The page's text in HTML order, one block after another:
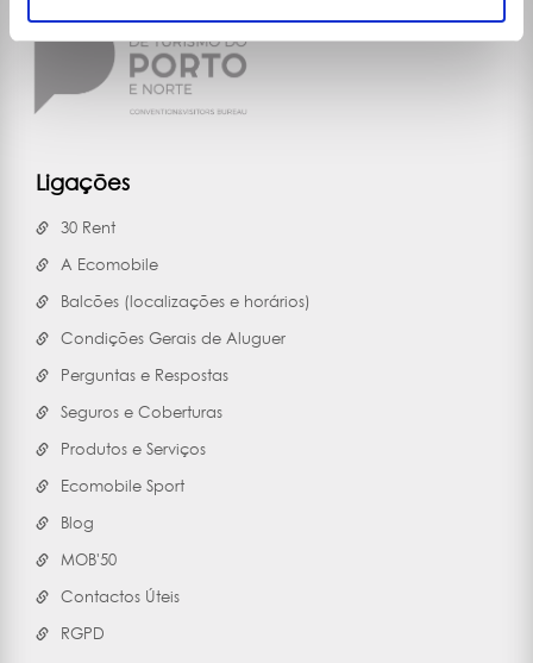
Ligações
30 Rent
A Ecomobile
Balcões (localizações e horários)
Condições Gerais de Aluguer
Perguntas e Respostas
Seguros e Coberturas
Produtos e Serviços
Ecomobile Sport
Blog
MOB'50
Contactos Úteis
RGPD